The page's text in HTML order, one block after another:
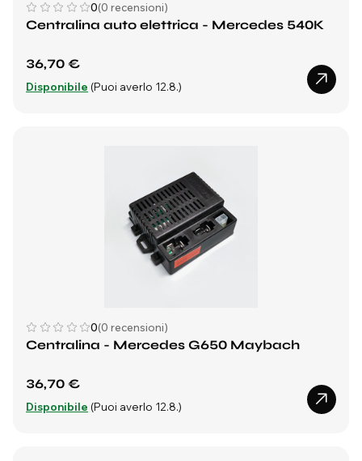
0(0 recensioni)
Centralina auto elettrica - Mercedes 540K
36,70 €
Disponibile (Puoi averlo 12.8.)
0(0 recensioni)
Centralina - Mercedes G650 Maybach
36,70 €
Disponibile (Puoi averlo 12.8.)